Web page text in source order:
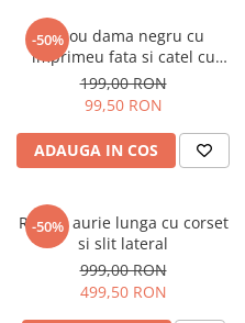
-50%
Tricou dama negru cu
imprimeu fata si catel cu
ochelari
199,00 RON
99,50 RON
ADAUGA IN COS
-50%
Rochie aurie lunga cu corset
si slit lateral
999,00 RON
499,50 RON